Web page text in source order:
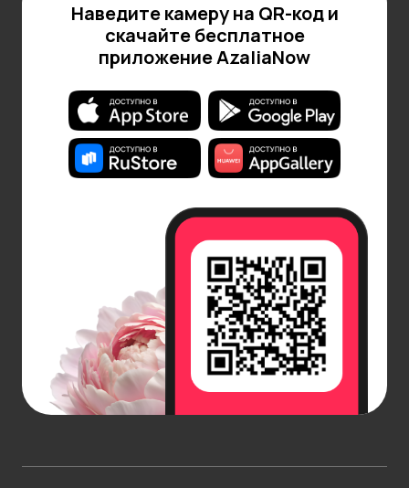
Наведите камеру на QR-код и
скачайте бесплатное
приложение AzaliaNow